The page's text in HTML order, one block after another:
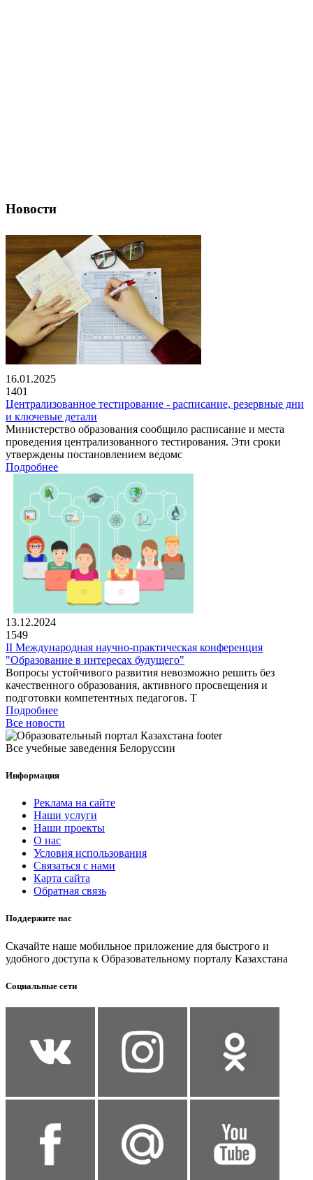
Новости
16.01.2025
1401
Централизованное тестирование - расписание, резервные дни
и ключевые детали
Министерство образования сообщило расписание и места
проведения централизованного тестирования. Эти сроки
утверждены постановлением ведомс
Подробнее
13.12.2024
1549
II Международная научно-практическая конференция
"Образование в интересах будущего"
Вопросы устойчивого развития невозможно решить без
качественного образования, активного просвещения и
подготовки компетентных педагогов. Т
Подробнее
Все новости
Все учебные заведения Белоруссии
Информация
Реклама на сайте
Наши услуги
Наши проекты
О нас
Условия использования
Связаться с нами
Карта сайта
Обратная связь
Поддержите нас
Скачайте наше мобильное приложение для быстрого и
удобного доступа к Образовательному порталу Казахстана
Социальные сети